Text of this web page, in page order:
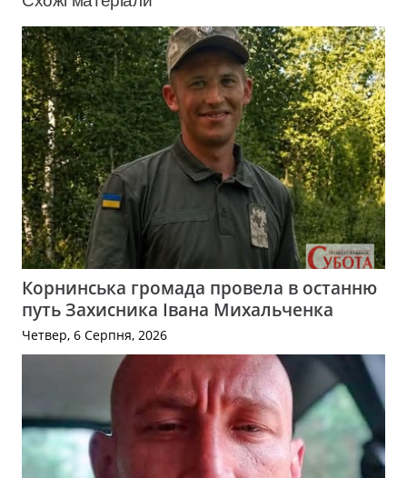
Корнинська громада провела в останню
путь Захисника Івана Михальченка
Четвер, 6 Серпня, 2026